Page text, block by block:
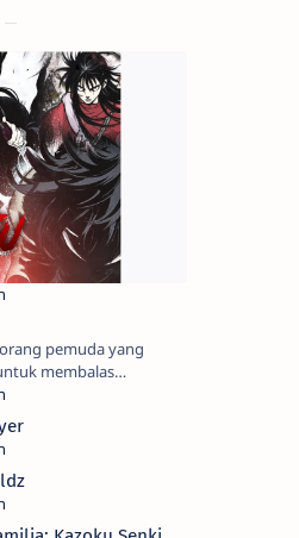
membalas
seniman bela diri
dikhianati oleh anak